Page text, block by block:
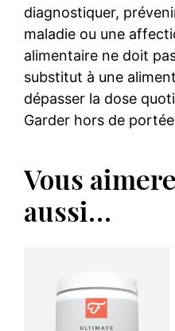
diagnostiquer,
maladie ou une
alimentaire ne doit
substitut à une
dépasser la dose
Garder hors de
Vous
aussi…